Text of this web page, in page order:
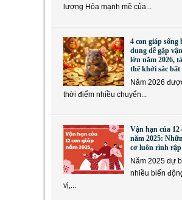
lượng Hỏa mạnh mẽ của...
4 con giáp sống
dung dễ gặp
lớn năm 2026,
thể khởi sắc bất
Năm 2026
thời điểm nhiều chuyển...
Vận hạn của 12
năm 2025:
cơ luôn rình rập
Năm 2025 dự
nhiều biến
vị,...